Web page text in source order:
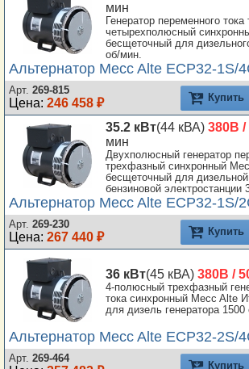
SAE0 14
SAE0 18
SAE00 18
SAE00 21
Lombardini Std
мин
Генератор переменного
четырехполюсный
бесщеточный для
об/мин.
Альтернатор Mecc Alte ECP32-1S/
Арт. 269-815
Цена: 246 458 ₽ Купить
35.2 кВт(44 кВА) 380В /
мин
Двухполюсный генератор
трехфазный синхронный
бесщеточный для
бензиновой электростанции
Альтернатор Mecc Alte ECP32-1S/
Арт. 269-230
Цена: 267 440 ₽ Купить
36 кВт(45 кВА) 380В /
4-полюсный трехфазный
тока синхронный Mecc Alte
для дизель генератора 1500
Альтернатор Mecc Alte ECP32-2S/
Арт. 269-464
Купить